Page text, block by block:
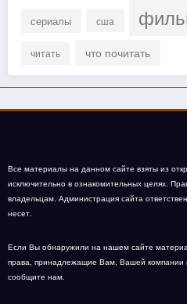
сериалы сша
читать что почитать
Все материалы на данном сайте взяты из
исключительно в ознакомительных целях.
владельцам. Администрация сайта
несет.
Если Вы обнаружили на нашем сайте
права, принадлежащие Вам, Вашей компании
сообщите нам.